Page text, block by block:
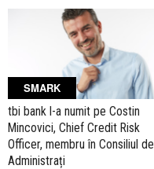
SMARK
tbi bank l-a numit pe Costin
Mincovici, Chief Credit Risk
Officer, membru în Consiliul de
Administrați